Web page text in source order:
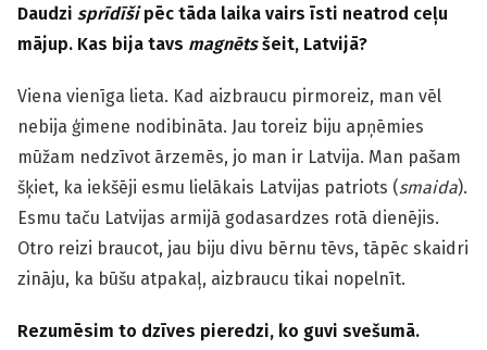
Daudzi sprīdīšipēc tāda laika vairs īsti neatrod ceļu
mājup. Kas bija tavs magnētsšeit, Latvijā?
Viena vienīga lieta. Kad aizbraucu pirmoreiz, man vēl
nebija ģimene nodibināta. Jau toreiz biju apņēmies
mūžam nedzīvot ārzemēs, jo man ir Latvija. Man pašam
šķiet, ka iekšēji esmu lielākais Latvijas patriots (smaida).
Esmu taču Latvijas armijā godasardzes rotā dienējis.
Otro reizi braucot, jau biju divu bērnu tēvs, tāpēc skaidri
zināju, ka būšu atpakaļ, aizbraucu tikai nopelnīt.
Rezumēsim to dzīves pieredzi, ko guvi svešumā.